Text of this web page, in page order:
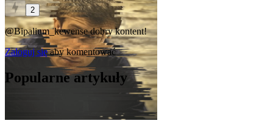
2
@Bipalium_kewensedobry kontent!
Zaloguj sięaby komentować
Popularne artykuły